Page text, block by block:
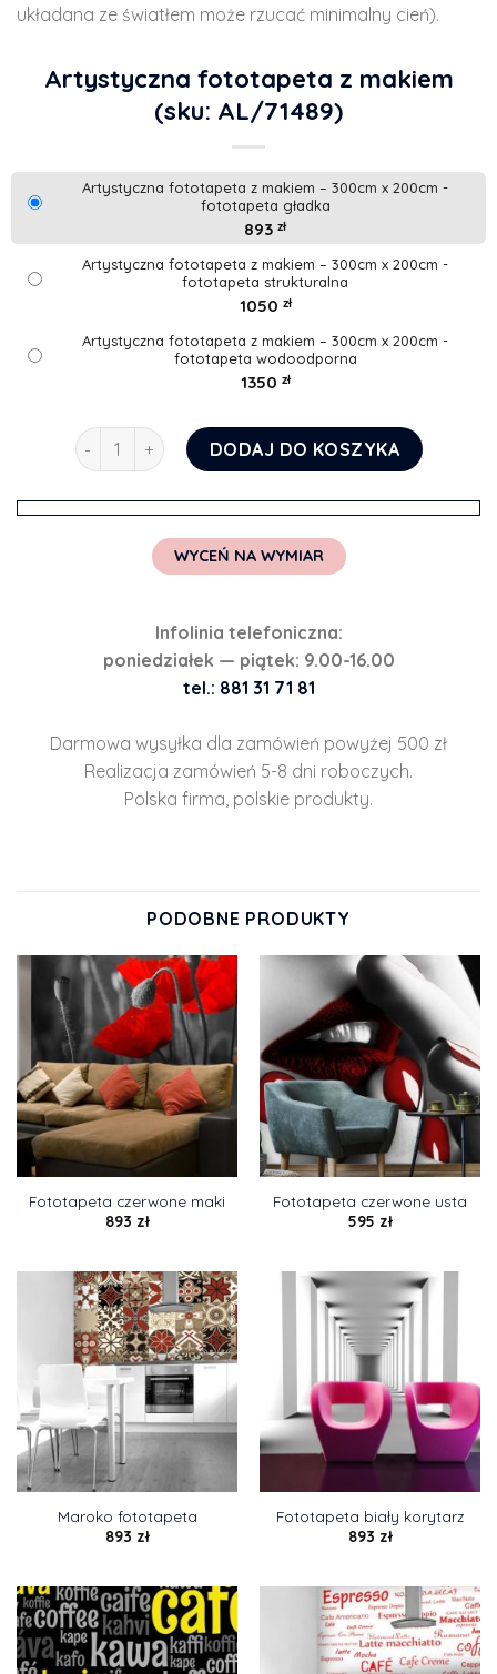
układana ze światłem może rzucać minimalny cień).
Artystyczna fototapeta z makiem
(sku: AL/71489)
Artystyczna fototapeta z makiem – 300cm x 200cm -
fototapeta gładka
893 zł
Artystyczna fototapeta z makiem – 300cm x 200cm -
fototapeta strukturalna
1050 zł
Artystyczna fototapeta z makiem – 300cm x 200cm -
fototapeta wodoodporna
1350 zł
ilość Artystyczna fototapeta z makiem
DODAJ DO KOSZYKA
WYCEŃ NA WYMIAR
Infolinia telefoniczna:
poniedziałek — piątek: 9.00-16.00
tel.: 881 31 71 81
Darmowa wysyłka dla zamówień powyżej 500 zł
Realizacja zamówień 5-8 dni roboczych.
Polska firma, polskie produkty.
PODOBNE PRODUKTY
Fototapeta czerwone maki
893 zł
Fototapeta czerwone usta
595 zł
Maroko fototapeta
893 zł
Fototapeta biały korytarz
893 zł